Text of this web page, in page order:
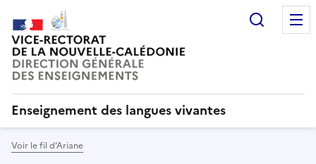
Enseignement des langues vivantes
Voir le fil d’Ariane